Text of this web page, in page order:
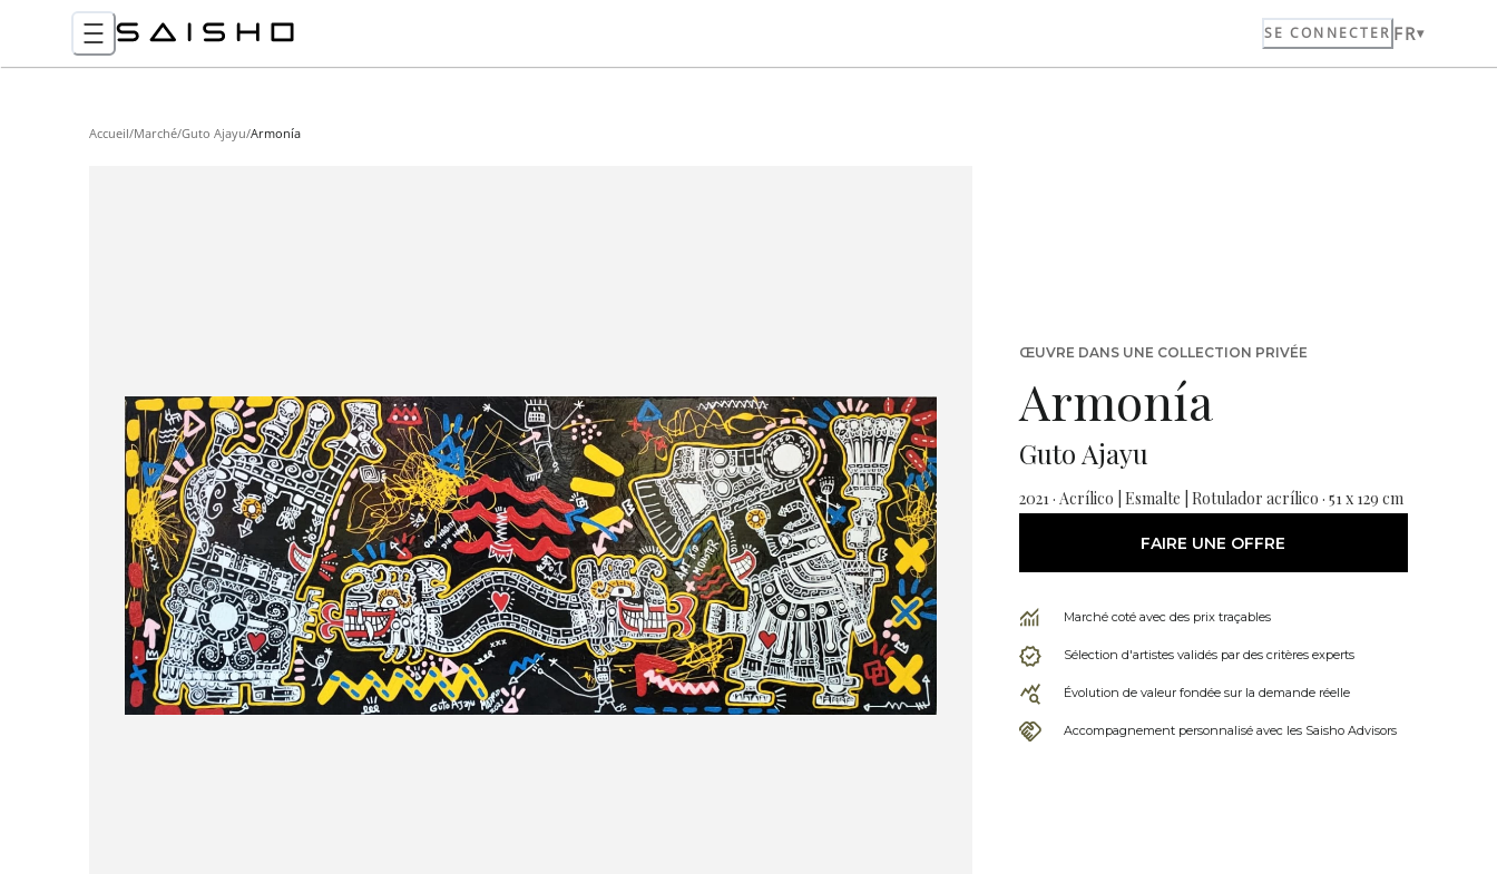
SE CONNECTER FR
Accueil/Marché/Guto Ajayu/Armonía
ŒUVRE DANS UNE COLLECTION PRIVÉE
Armonía
Guto Ajayu
2021 · Acrílico | Esmalte | Rotulador acrílico · 51 x 129 cm
FAIRE UNE OFFRE
Marché coté avec des prix traçables
Sélection d'artistes validés par des critères experts
Évolution de valeur fondée sur la demande réelle
Accompagnement personnalisé avec les Saisho Advisors